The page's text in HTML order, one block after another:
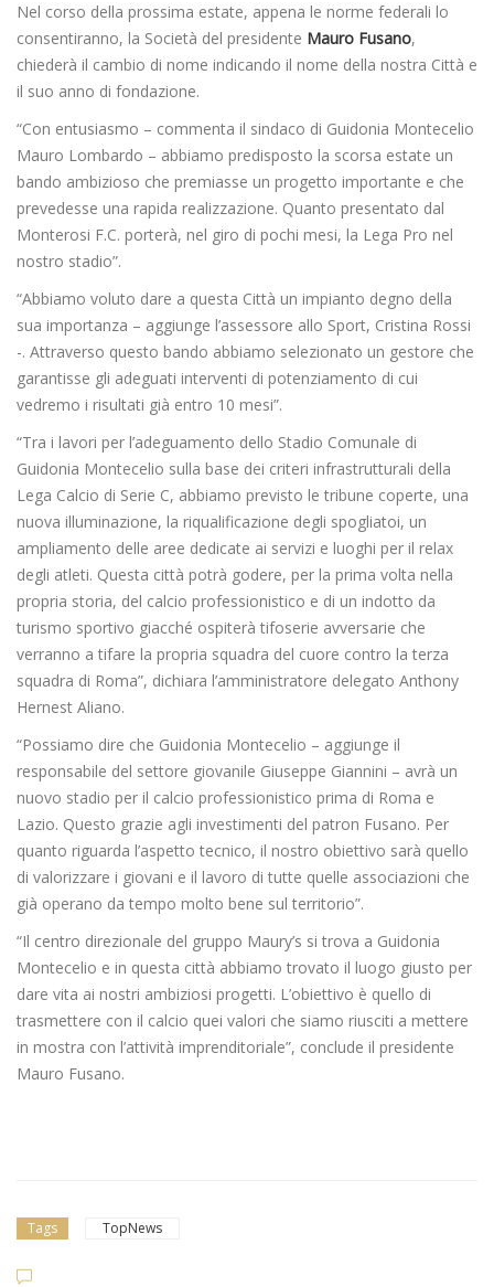
Nel corso della prossima estate, appena le norme federali lo
consentiranno, la Società del presidente Mauro Fusano,
chiederà il cambio di nome indicando il nome della nostra Città e
il suo anno di fondazione.
“Con entusiasmo – commenta il sindaco di Guidonia Montecelio
Mauro Lombardo – abbiamo predisposto la scorsa estate un
bando ambizioso che premiasse un progetto importante e che
prevedesse una rapida realizzazione. Quanto presentato dal
Monterosi F.C. porterà, nel giro di pochi mesi, la Lega Pro nel
nostro stadio”.
“Abbiamo voluto dare a questa Città un impianto degno della
sua importanza – aggiunge l’assessore allo Sport, Cristina Rossi
-. Attraverso questo bando abbiamo selezionato un gestore che
garantisse gli adeguati interventi di potenziamento di cui
vedremo i risultati già entro 10 mesi”.
“Tra i lavori per l’adeguamento dello Stadio Comunale di
Guidonia Montecelio sulla base dei criteri infrastrutturali della
Lega Calcio di Serie C, abbiamo previsto le tribune coperte, una
nuova illuminazione, la riqualificazione degli spogliatoi, un
ampliamento delle aree dedicate ai servizi e luoghi per il relax
degli atleti. Questa città potrà godere, per la prima volta nella
propria storia, del calcio professionistico e di un indotto da
turismo sportivo giacché ospiterà tifoserie avversarie che
verranno a tifare la propria squadra del cuore contro la terza
squadra di Roma”, dichiara l’amministratore delegato Anthony
Hernest Aliano.
“Possiamo dire che Guidonia Montecelio – aggiunge il
responsabile del settore giovanile Giuseppe Giannini – avrà un
nuovo stadio per il calcio professionistico prima di Roma e
Lazio. Questo grazie agli investimenti del patron Fusano. Per
quanto riguarda l’aspetto tecnico, il nostro obiettivo sarà quello
di valorizzare i giovani e il lavoro di tutte quelle associazioni che
già operano da tempo molto bene sul territorio”.
“Il centro direzionale del gruppo Maury’s si trova a Guidonia
Montecelio e in questa città abbiamo trovato il luogo giusto per
dare vita ai nostri ambiziosi progetti. L’obiettivo è quello di
trasmettere con il calcio quei valori che siamo riusciti a mettere
in mostra con l’attività imprenditoriale”, conclude il presidente
Mauro Fusano.
Tags TopNews